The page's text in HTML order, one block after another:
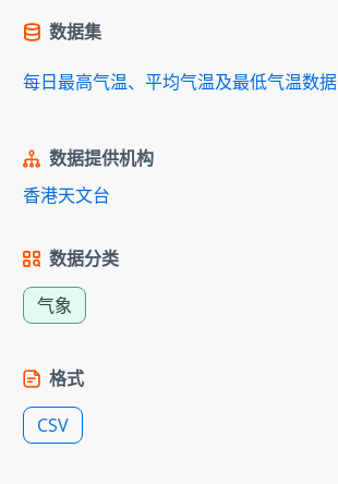
数据集
每日最高气温、平均气温及最低气温数据
数据提供机构
香港天文台
数据分类
气象
格式
CSV